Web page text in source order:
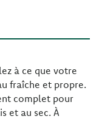
à ce que votre
fraîche et propre.
complet pour
et au sec. À